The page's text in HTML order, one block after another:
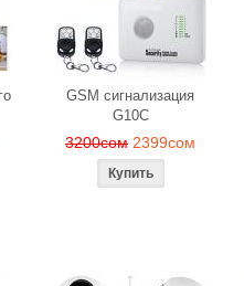
GSM сигнализация
G10C
3200сом 2399сом